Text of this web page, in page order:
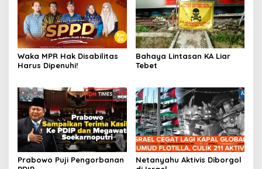
Waka MPR Hak Disabilitas
Harus Dipenuhi!
Bahaya Lintasan KA Liar
Tebet
Prabowo Puji Pengorbanan
Netanyahu Aktivis Diborgol